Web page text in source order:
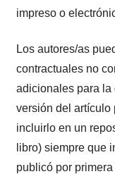
impreso o
Los autores/as
contractuales no
adicionales para la
versión del artículo
incluirlo en un
libro) siempre que
publicó por